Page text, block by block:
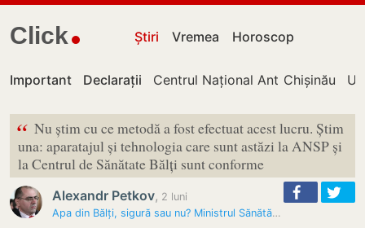
Click Știri Vremea Horoscop
Important Declarații Centrul Național Anticorupție
Chișinău
“ Nu știm cu ce metodă a fost efectuat acest lucru. Știm
una: aparatajul și tehnologia care sunt astăzi la ANSP și
la Centrul de Sănătate Bălți sunt conforme
Alexandr Petkov, 2 luni
Apa din Bălți, sigură sau nu? Ministrul Sănătății îl contrazice pe…